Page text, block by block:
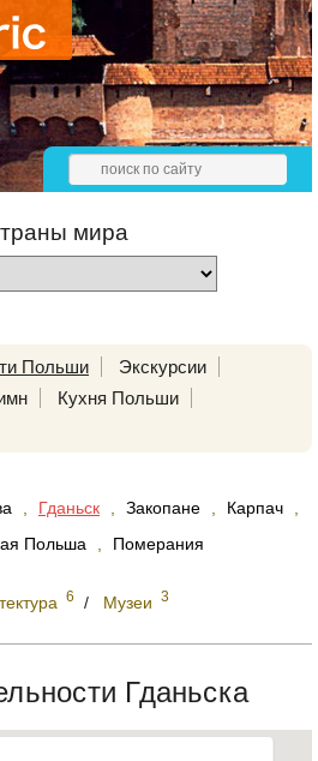
мира
Польши
Экскурсии
Кухня Польши
Гданьск Закопане Карпач
Польша Померания
6 / Музеи 3
Гданьска